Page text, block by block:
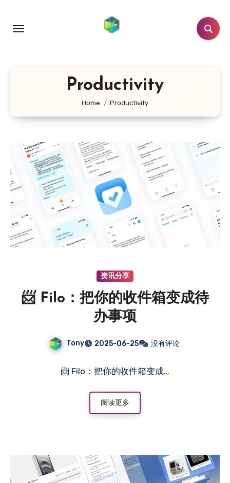
Productivity
Home Productivity
资讯分享
📨 Filo：把你的收件箱变成待
办事项
Tony 2025-06-25 没有评论
📨 Filo：把你的收件箱变成…
阅读更多